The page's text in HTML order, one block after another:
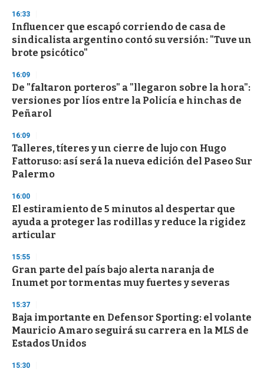
s
e
c
o
n
16:33
Influencer que escapó corriendo de casa de
sindicalista argentino contó su versión: "Tuve un
brote psicótico"
16:09
De "faltaron porteros" a "llegaron sobre la hora":
versiones por líos entre la Policía e hinchas de
Peñarol
16:09
Talleres, títeres y un cierre de lujo con Hugo
Fattoruso: así será la nueva edición del Paseo Sur
Palermo
16:00
El estiramiento de 5 minutos al despertar que
ayuda a proteger las rodillas y reduce la rigidez
articular
15:55
Gran parte del país bajo alerta naranja de
Inumet por tormentas muy fuertes y severas
15:37
Baja importante en Defensor Sporting: el volante
Mauricio Amaro seguirá su carrera en la MLS de
Estados Unidos
15:30